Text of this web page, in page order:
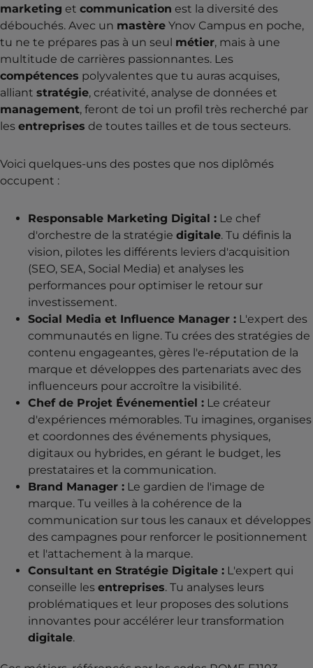
marketing et communication est la diversité des
débouchés. Avec un mastère Ynov Campus en poche,
tu ne te prépares pas à un seul métier, mais à une
multitude de carrières passionnantes. Les
compétences polyvalentes que tu auras acquises,
alliant stratégie, créativité, analyse de données et
management, feront de toi un profil très recherché par
les entreprises de toutes tailles et de tous secteurs.
Voici quelques-uns des postes que nos diplômés
occupent :
Responsable Marketing Digital : Le chef
d'orchestre de la stratégie digitale. Tu définis la
vision, pilotes les différents leviers d'acquisition
(SEO, SEA, Social Media) et analyses les
performances pour optimiser le retour sur
investissement.
Social Media et Influence Manager : L'expert des
communautés en ligne. Tu crées des stratégies de
contenu engageantes, gères l'e-réputation de la
marque et développes des partenariats avec des
influenceurs pour accroître la visibilité.
Chef de Projet Événementiel : Le créateur
d'expériences mémorables. Tu imagines, organises
et coordonnes des événements physiques,
digitaux ou hybrides, en gérant le budget, les
prestataires et la communication.
Brand Manager : Le gardien de l'image de
marque. Tu veilles à la cohérence de la
communication sur tous les canaux et développes
des campagnes pour renforcer le positionnement
et l'attachement à la marque.
Consultant en Stratégie Digitale : L'expert qui
conseille les entreprises. Tu analyses leurs
problématiques et leur proposes des solutions
innovantes pour accélérer leur transformation
digitale.